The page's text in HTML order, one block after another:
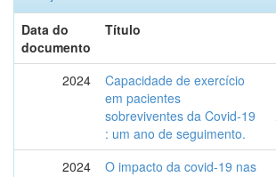
Data do
documento
Título
2024
Capacidade de exercício
em pacientes
sobreviventes da Covid-19
: um ano de seguimento.
2024
O impacto da covid-19 nas